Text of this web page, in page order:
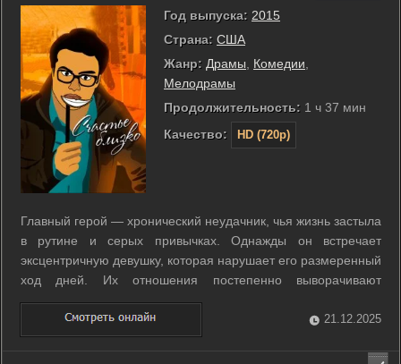
Год выпуска: 2015
Страна: США
Жанр: Драмы Комедии
Мелодрамы
Продолжительность: 1 ч 37 мин
Качество:
HD (720p)
Главный герой — хронический неудачник, чья жизнь застыла
в рутине и серых привычках. Однажды он встречает
эксцентричную девушку, которая нарушает его размеренный
ход дней. Их отношения постепенно выворачивают
привычные представления героя о себе и мире. Маленькие
поступки и неожиданные разговоры заставляют его
посмотреть на жизнь иначе. Фильм ...
21.12.2025